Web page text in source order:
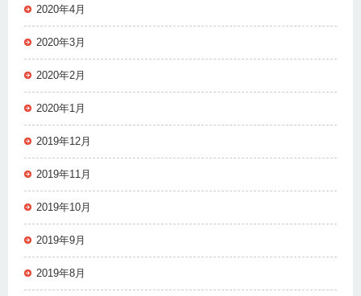
2020年4月
2020年3月
2020年2月
2020年1月
2019年12月
2019年11月
2019年10月
2019年9月
2019年8月